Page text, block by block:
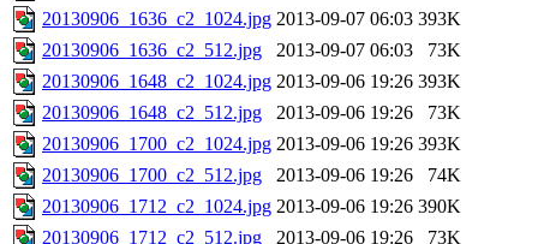
20130906_1636_c2_1024.jpg 2013-09-07 06:03 393K
20130906_1636_c2_512.jpg
2013-09-07 06:03
73K
20130906_1648_c2_1024.jpg 2013-09-06 19:26 393K
20130906_1648_c2_512.jpg
2013-09-06 19:26
73K
20130906_1700_c2_1024.jpg 2013-09-06 19:26 393K
20130906_1700_c2_512.jpg
2013-09-06 19:26
74K
20130906_1712_c2_1024.jpg 2013-09-06 19:26 390K
20130906_1712_c2_512.jpg
2013-09-06 19:26
73K